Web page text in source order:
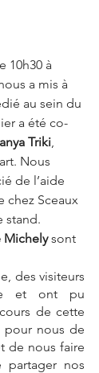
10h30 à
a mis à
au sein du
a été co-
Triki
Nous
de l’aide
chez Sceaux
stand.
Michely sont
des visiteurs
et ont pu
de cette
pour nous de
de nous faire
partager nos